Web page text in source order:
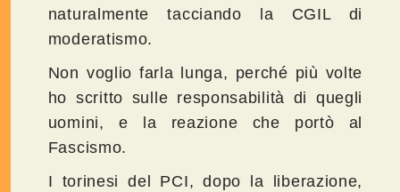
naturalmente tacciando la CGIL di
moderatismo.
Non voglio farla lunga, perché più volte
ho scritto sulle responsabilità di quegli
uomini, e la reazione che portò al
Fascismo.
I torinesi del PCI, dopo la liberazione,